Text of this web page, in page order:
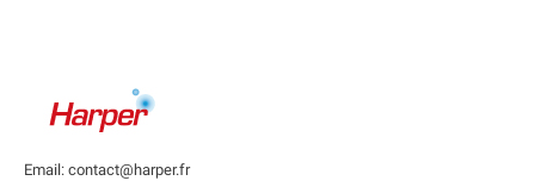
Email: contact@harper.fr